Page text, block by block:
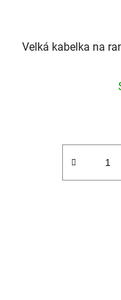
Velká kabelka na